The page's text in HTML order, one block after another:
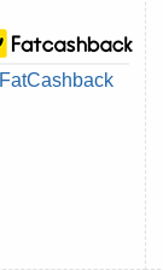
FatCashback